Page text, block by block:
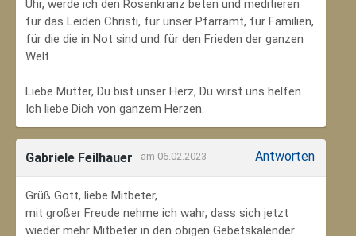
Uhr, werde ich den Rosenkranz beten und meditieren
für das Leiden Christi, für unser Pfarramt, für Familien,
für die die in Not sind und für den Frieden der ganzen
Welt.
Liebe Mutter, Du bist unser Herz, Du wirst uns helfen.
Ich liebe Dich von ganzem Herzen.
Gabriele Feilhauer am 06.02.2023 Antworten
Grüß Gott, liebe Mitbeter,
mit großer Freude nehme ich wahr, dass sich jetzt
wieder mehr Mitbeter in den obigen Gebetskalender